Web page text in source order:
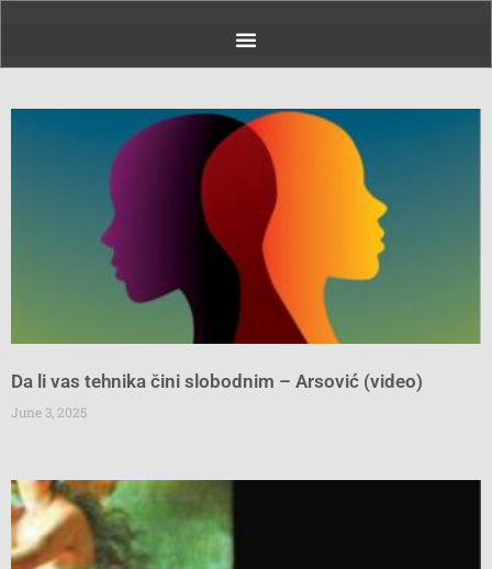
Da li vas tehnika čini slobodnim – Arsović (video)
June 3, 2025
Page
PagePagePagePagePagePagePagePage